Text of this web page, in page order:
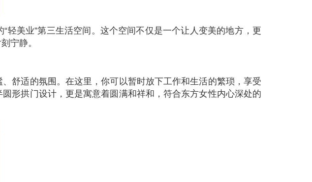
美业”第三生活空间。这个空间不仅是一个让人变美的地方，更
宁静。
舒适的氛围。在这里，你可以暂时放下工作和生活的繁琐，享受
形拱门设计，更是寓意着圆满和祥和，符合东方女性内心深处的